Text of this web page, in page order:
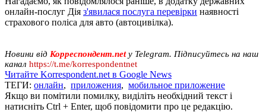
онлайн-послуг Дія з'явилася послуга перевірки наявності
страхового поліса для авто (автоцивілка).
Новини від Корреспондент.net у Telegram. Підписуйтесь на наш
канал https://t.me/korrespondentnet
Читайте Korrespondent.net в Google News
ТЕГИ: онлайн, приложения, мобильное приложение
Якщо ви помітили помилку, виділіть необхідний текст і
натисніть Ctrl + Enter, щоб повідомити про це редакцію.